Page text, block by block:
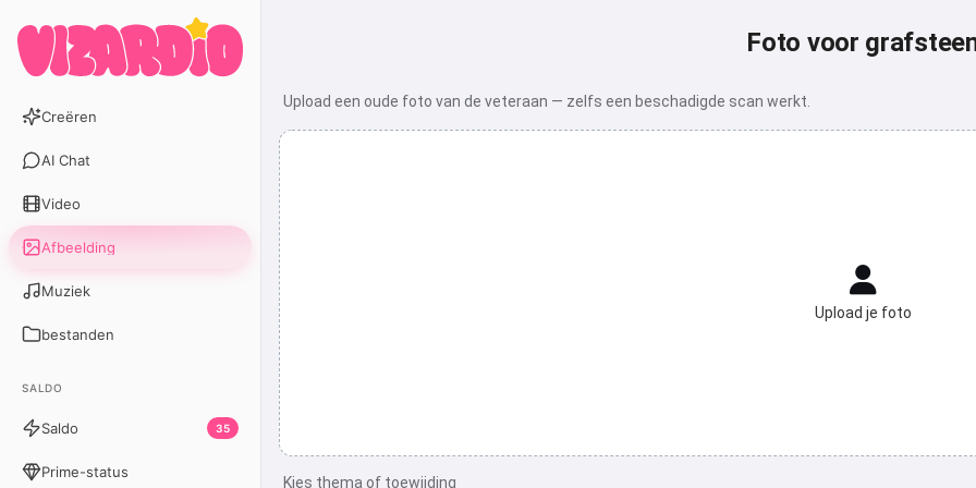
Creëren
AI Chat
Video
Afbeelding
Muziek
bestanden
SALDO
Saldo 35
Prime-status
Foto voor
Upload een oude foto van de veteraan — zelfs een beschadigde scan werkt.
Upload je foto
Kies thema of toewijding